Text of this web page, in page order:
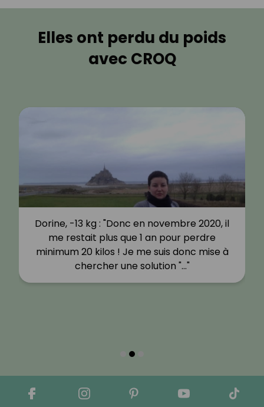
Elles ont perdu du poids
avec CROQ
Dorine, -13 kg : "Donc en novembre 2020, il
me restait plus que 1 an pour perdre
minimum 20 kilos ! Je me suis donc mise à
chercher une solution "…"